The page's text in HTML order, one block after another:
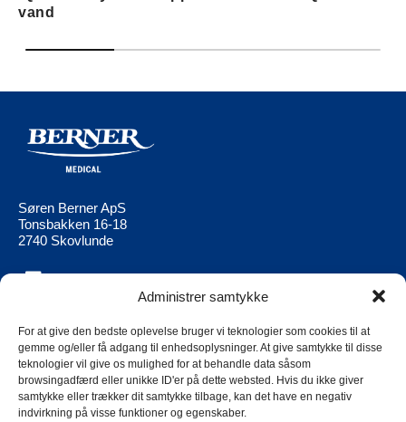
Administrer samtykke
For at give den bedste oplevelse bruger vi teknologier som cookies til at
gemme og/eller få adgang til enhedsoplysninger. At give samtykke til disse
teknologier vil give os mulighed for at behandle data såsom
browsingadfærd eller unikke ID'er på dette websted. Hvis du ikke giver
samtykke eller trækker dit samtykke tilbage, kan det have en negativ
indvirkning på visse funktioner og egenskaber.
vand
Søren Berner ApS
Tonsbakken 16-18
2740 Skovlunde
Produkter
Aktuell
Kontakt os
Berner Group Supplier Code of
Berner Ltd
Berner Medical FI
Berner Medical
NO
Berner Medical